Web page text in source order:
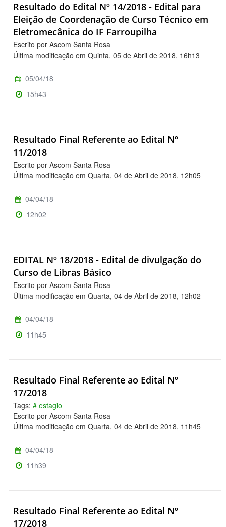
Resultado do Edital Nº 14/2018 - Edital para
Eleição de Coordenação de Curso Técnico em
Eletromecânica do IF Farroupilha
Escrito por Ascom Santa Rosa
Última modificação em Quinta, 05 de Abril de 2018, 16h13
05/04/18
15h43
Resultado Final Referente ao Edital Nº
11/2018
Escrito por Ascom Santa Rosa
Última modificação em Quarta, 04 de Abril de 2018, 12h05
04/04/18
12h02
EDITAL Nº 18/2018 - Edital de divulgação do
Curso de Libras Básico
Escrito por Ascom Santa Rosa
Última modificação em Quarta, 04 de Abril de 2018, 12h02
04/04/18
11h45
Resultado Final Referente ao Edital Nº
17/2018
Tags: # estagio
Escrito por Ascom Santa Rosa
Última modificação em Quarta, 04 de Abril de 2018, 11h45
04/04/18
11h39
Resultado Final Referente ao Edital Nº
17/2018